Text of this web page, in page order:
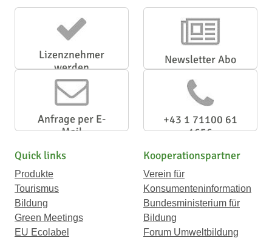
Lizenznehmer
werden
Newsletter Abo
Anfrage per E-
Mail
+43 1 71100 61
1656
Quick links
Produkte
Tourismus
Bildung
Green Meetings
EU Ecolabel
Kooperationspartner
Verein für
Konsumenteninformation
Bundesministerium für
Bildung
Forum Umweltbildung